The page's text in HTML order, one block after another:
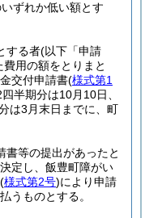
ずれか低い額とす
する者(以下「申請
用の額をとりまと
交付申請書(様式第1
半期分は10月10日、
は3月末日までに、町
書等の提出があったと
定し、飯豊町障がい
(様式第2号)により申請
うものとする。